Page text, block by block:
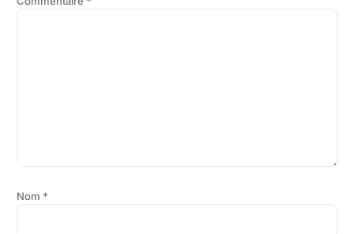
Nom *